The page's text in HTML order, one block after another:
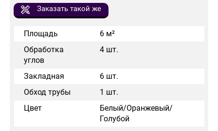
Заказать такой же
Площадь
6 м²
Обработка
углов
4 шт.
Закладная
6 шт.
Обход трубы
1 шт.
Цвет
Белый/Оранжевый/
Голубой